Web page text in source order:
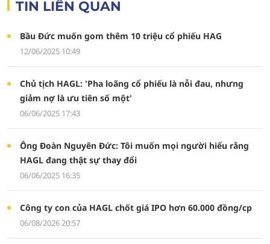
TIN LIÊN QUAN
Bầu Đức muốn gom thêm 10 triệu cổ phiếu HAG
12/06/2025 10:49
Chủ tịch HAGL: 'Pha loãng cổ phiếu là nỗi đau, nhưng
giảm nợ là ưu tiên số một'
06/06/2025 17:43
Ông Đoàn Nguyên Đức: Tôi muốn mọi người hiểu rằng
HAGL đang thật sự thay đổi
06/06/2025 16:35
Công ty con của HAGL chốt giá IPO hơn 60.000 đồng/cp
06/08/2026 20:57